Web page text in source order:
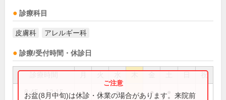
診療科目
皮膚科 アレルギー科
診療/受付時間・休診日
祝
8:45～12:15 ● ● ● ●
お盆(8月中旬)は休診・休業の場合があります。来院前